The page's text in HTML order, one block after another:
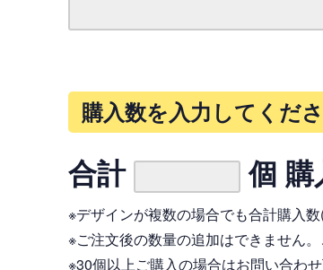
購入数を入力してくだ
合計 個 購
※デザインが複数の場合でも合計購入数
※ご注文後の数量の追加はできません
※30個以上ご購入の場合はお問い合わせ